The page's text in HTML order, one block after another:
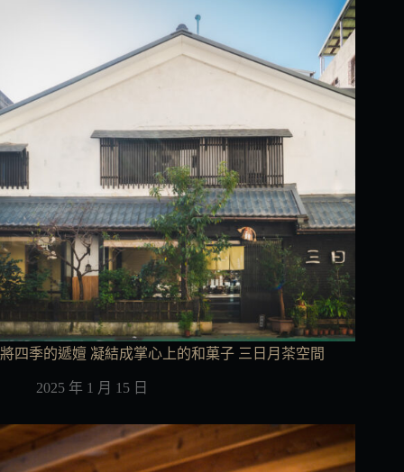
將四季的遞嬗 凝結成掌心上的和菓子 三日月茶空間
2025 年 1 月 15 日